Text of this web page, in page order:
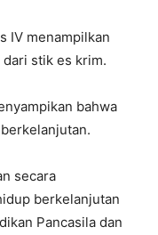
IV menampilkan
stik es krim.
bahwa
secara
berkelanjutan
Pancasila dan